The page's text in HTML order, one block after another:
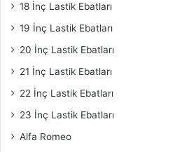
18 İnç Lastik Ebatları
19 İnç Lastik Ebatları
20 İnç Lastik Ebatları
21 İnç Lastik Ebatları
22 İnç Lastik Ebatları
23 İnç Lastik Ebatları
Alfa Romeo